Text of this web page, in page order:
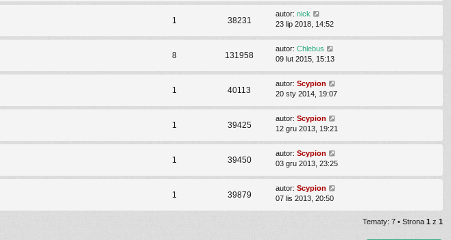
1 38231
autor: nick
23 lip 2018, 14:52
8 131958
autor: Chlebus
09 lut 2015, 15:13
1 40113
autor: Scypion
20 sty 2014, 19:07
1 39425
autor: Scypion
12 gru 2013, 19:21
1 39450
autor: Scypion
03 gru 2013, 23:25
1 39879
autor: Scypion
07 lis 2013, 20:50
Tematy: 7 • Strona 1 z 1